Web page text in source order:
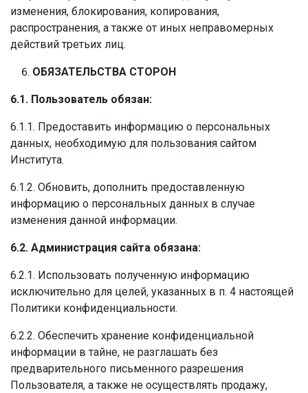
изменения, блокирования, копирования,
распространения, а также от иных неправомерных
действий третьих лиц.
ОБЯЗАТЕЛЬСТВА СТОРОН
6.1. Пользователь обязан:
6.1.1. Предоставить информацию о персональных
данных, необходимую для пользования сайтом
Института.
6.1.2. Обновить, дополнить предоставленную
информацию о персональных данных в случае
изменения данной информации.
6.2. Администрация сайта обязана:
6.2.1. Использовать полученную информацию
исключительно для целей, указанных в п. 4 настоящей
Политики конфиденциальности.
6.2.2. Обеспечить хранение конфиденциальной
информации в тайне, не разглашать без
предварительного письменного разрешения
Пользователя, а также не осуществлять продажу,